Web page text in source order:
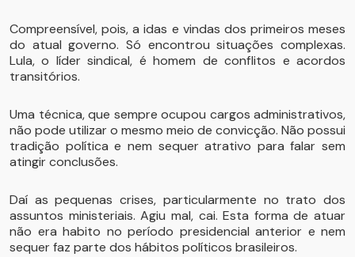
Compreensível, pois, a idas e vindas dos primeiros meses
do atual governo. Só encontrou situações complexas.
Lula, o líder sindical, é homem de conflitos e acordos
transitórios.
Uma técnica, que sempre ocupou cargos administrativos,
não pode utilizar o mesmo meio de convicção. Não possui
tradição política e nem sequer atrativo para falar sem
atingir conclusões.
Daí as pequenas crises, particularmente no trato dos
assuntos ministeriais. Agiu mal, cai. Esta forma de atuar
não era habito no período presidencial anterior e nem
sequer faz parte dos hábitos políticos brasileiros.